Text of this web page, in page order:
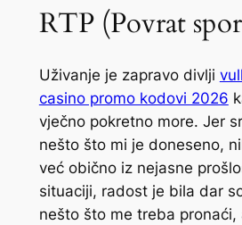
RTP (Povrat
Uživanje je zapravo divlji
casino promo kodovi 2026
vječno pokretno more. Jer
nešto što mi je doneseno,
već obično iz nejasne
situaciji, radost je bila dar
nešto što me treba pronaći,